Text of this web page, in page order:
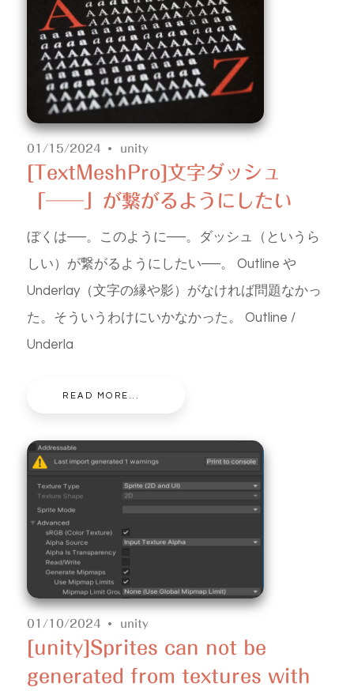
01/15/2024 unity
[TextMeshPro]文字ダッシュ
「──」が繋がるようにしたい
ぼくは──。このように──。ダッシュ（というら
しい）が繋がるようにしたい──。 Outline や
Underlay（文字の縁や影）がなければ問題なかっ
た。そういうわけにいかなかった。 Outline /
Underla
READ MORE...
01/10/2024 unity
[unity]Sprites can not be
generated from textures with